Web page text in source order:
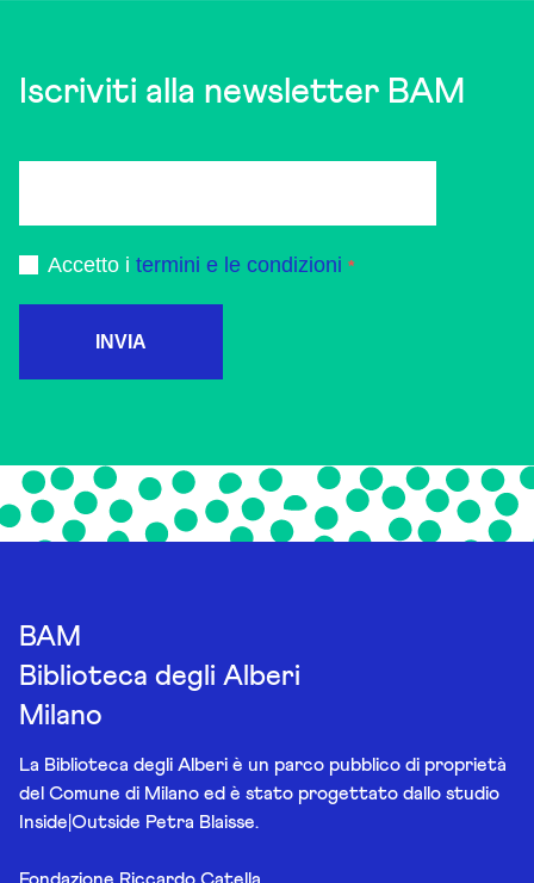
Iscriviti alla newsletter BAM
Accetto i termini e le condizioni
INVIA
BAM
Biblioteca degli Alberi
Milano
La Biblioteca degli Alberi è un parco pubblico di proprietà
del Comune di Milano ed è stato progettato dallo studio
Inside|Outside Petra Blaisse.